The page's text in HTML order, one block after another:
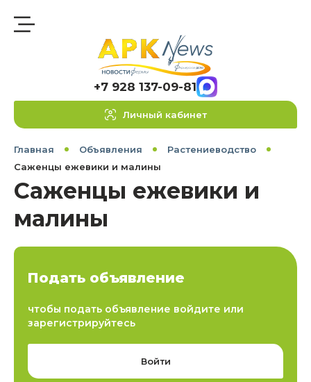
+7 928 137-09-81
Личный кабинет
Главная Объявления
Растениеводство
Саженцы ежевики и малины
Саженцы ежевики и
малины
Подать объявление
чтобы подать объявление войдите или
зарегистрируйтесь
Войти